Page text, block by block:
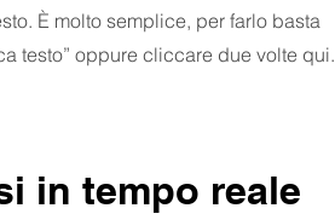
È molto semplice, per farlo basta
testo” oppure cliccare due volte qui.
in tempo reale